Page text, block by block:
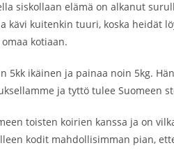
siskollaan elämä on alkanut
kävi kuitenkin tuuri, koska heidät
kotiaan.
5kk ikäinen ja painaa noin 5kg.
ja tyttö tulee Suomeen
toisten koirien kanssa ja on
kodit mahdollisimman pian,